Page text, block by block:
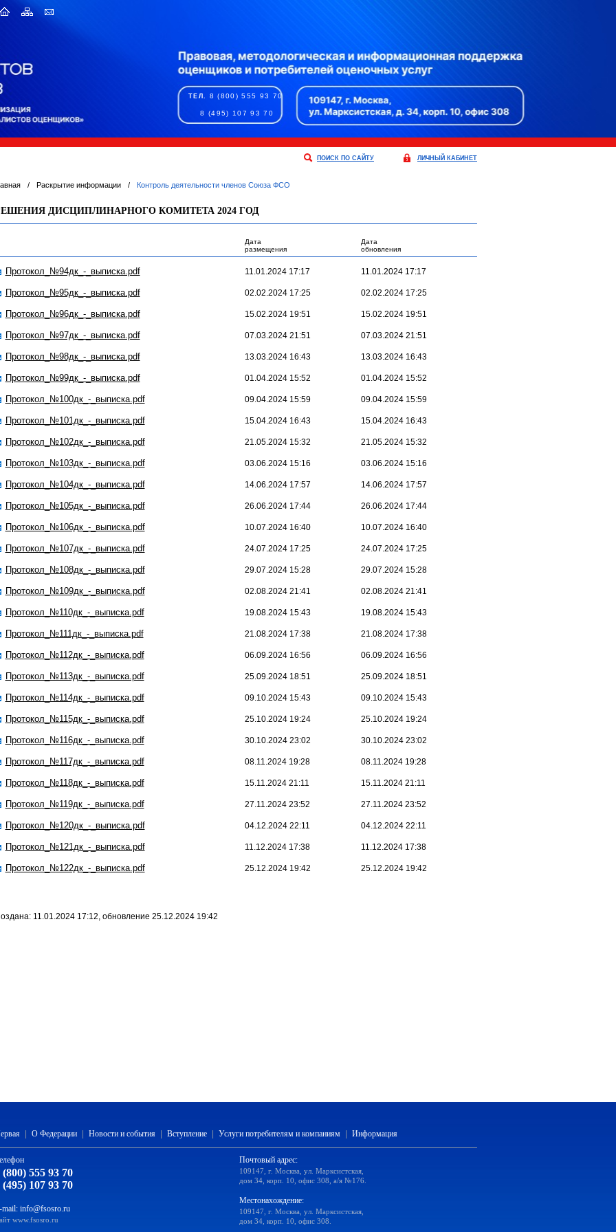
ТЕЛ. 8 (800) 555 93 70
8 (495) 107 93 70
ПОИСК ПО САЙТУ ЛИЧНЫЙ КАБИНЕТ
/ Раскрытие информации / Контроль деятельности членов Союза ФСО
ДИСЦИПЛИНАРНОГО КОМИТЕТА 2024 ГОД
Дата
размещения
Дата
обновления
Протокол_№94дк_-_выписка.pdf 11.01.2024 17:17 11.01.2024 17:17
Протокол_№95дк_-_выписка.pdf 02.02.2024 17:25 02.02.2024 17:25
Протокол_№96дк_-_выписка.pdf 15.02.2024 19:51 15.02.2024 19:51
Протокол_№97дк_-_выписка.pdf 07.03.2024 21:51 07.03.2024 21:51
Протокол_№98дк_-_выписка.pdf 13.03.2024 16:43 13.03.2024 16:43
Протокол_№99дк_-_выписка.pdf 01.04.2024 15:52 01.04.2024 15:52
Протокол_№100дк_-_выписка.pdf 09.04.2024 15:59 09.04.2024 15:59
Протокол_№101дк_-_выписка.pdf 15.04.2024 16:43 15.04.2024 16:43
Протокол_№102дк_-_выписка.pdf 21.05.2024 15:32 21.05.2024 15:32
Протокол_№103дк_-_выписка.pdf 03.06.2024 15:16 03.06.2024 15:16
Протокол_№104дк_-_выписка.pdf 14.06.2024 17:57 14.06.2024 17:57
Протокол_№105дк_-_выписка.pdf 26.06.2024 17:44 26.06.2024 17:44
Протокол_№106дк_-_выписка.pdf 10.07.2024 16:40 10.07.2024 16:40
Протокол_№107дк_-_выписка.pdf 24.07.2024 17:25 24.07.2024 17:25
Протокол_№108дк_-_выписка.pdf 29.07.2024 15:28 29.07.2024 15:28
Протокол_№109дк_-_выписка.pdf 02.08.2024 21:41 02.08.2024 21:41
Протокол_№110дк_-_выписка.pdf 19.08.2024 15:43 19.08.2024 15:43
Протокол_№111дк_-_выписка.pdf 21.08.2024 17:38 21.08.2024 17:38
Протокол_№112дк_-_выписка.pdf 06.09.2024 16:56 06.09.2024 16:56
Протокол_№113дк_-_выписка.pdf 25.09.2024 18:51 25.09.2024 18:51
Протокол_№114дк_-_выписка.pdf 09.10.2024 15:43 09.10.2024 15:43
Протокол_№115дк_-_выписка.pdf 25.10.2024 19:24 25.10.2024 19:24
Протокол_№116дк_-_выписка.pdf 30.10.2024 23:02 30.10.2024 23:02
Протокол_№117дк_-_выписка.pdf 08.11.2024 19:28 08.11.2024 19:28
Протокол_№118дк_-_выписка.pdf 15.11.2024 21:11 15.11.2024 21:11
Протокол_№119дк_-_выписка.pdf 27.11.2024 23:52 27.11.2024 23:52
Протокол_№120дк_-_выписка.pdf 04.12.2024 22:11 04.12.2024 22:11
Протокол_№121дк_-_выписка.pdf 11.12.2024 17:38 11.12.2024 17:38
Протокол_№122дк_-_выписка.pdf 25.12.2024 19:42 25.12.2024 19:42
11.01.2024 17:12, обновление 25.12.2024 19:42
О Федерации Новости и события Вступление Услуги потребителям и компаниям Информация
(800) 555 93 70
(495) 107 93 70
mail: info@fsosro.ru
www.fsosro.ru
Почтовый адрес:
109147, г. Москва, ул. Марксистская,
дом 34, корп. 10, офис 308, а/я №176.
Местонахождение:
109147, г. Москва, ул. Марксистская,
дом 34, корп. 10, офис 308.